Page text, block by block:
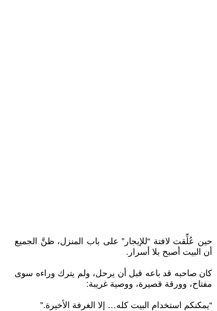
حين عُلِّقت لافتة “للإيجار” على باب المنزل، ظنَّ الجميع
أن البيت أصبح بلا أسرار.
كان صاحبه قد باعه قبل أن يرحل، ولم يترك وراءه سوى
مفتاح، وورقة قصيرة، ووصية غريبة:
“يمكنكم استخدام البيت كله… إلا الغرفة الأخيرة.”